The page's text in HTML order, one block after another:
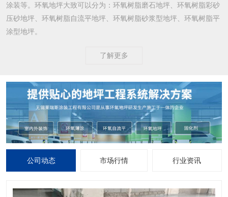
涂装等。环氧地坪大致可以分为：环氧树脂磨石地坪、环氧树脂彩砂
压砂地坪、环氧树脂自流平地坪、环氧树脂砂浆型地坪、环氧树脂平
涂型地坪。
了解更多
公司动态 市场行情 行业资讯